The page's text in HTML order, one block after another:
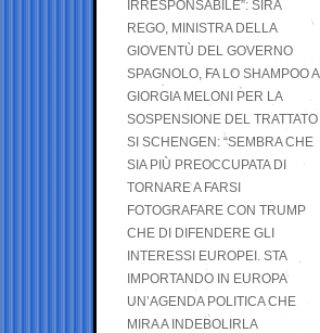
IRRESPONSABILE”: SIRA
REGO, MINISTRA DELLA
GIOVENTÙ DEL GOVERNO
SPAGNOLO, FA LO SHAMPOO A
GIORGIA MELONI PER LA
SOSPENSIONE DEL TRATTATO
SI SCHENGEN: “SEMBRA CHE
SIA PIÙ PREOCCUPATA DI
TORNARE A FARSI
FOTOGRAFARE CON TRUMP
CHE DI DIFENDERE GLI
INTERESSI EUROPEI. STA
IMPORTANDO IN EUROPA
UN’AGENDA POLITICA CHE
MIRA A INDEBOLIRLA